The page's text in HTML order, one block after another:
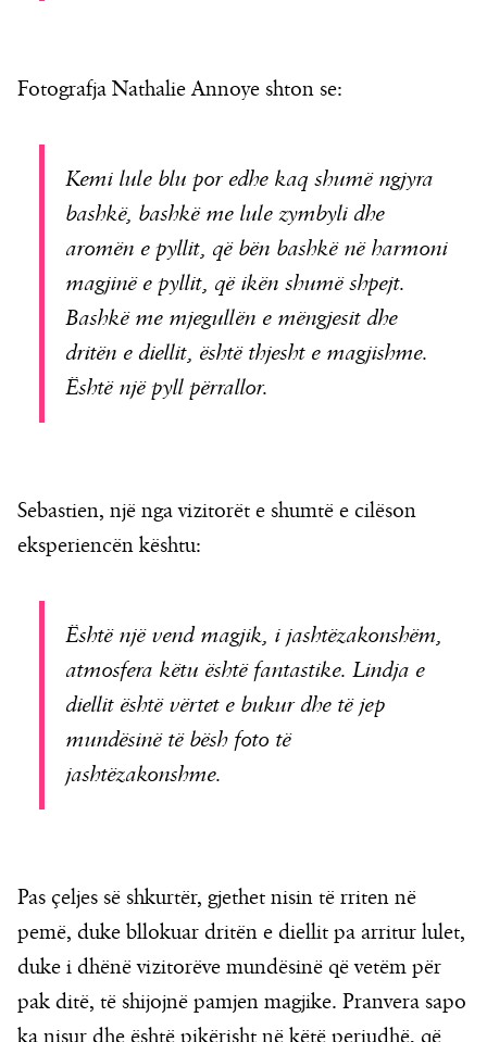
Fotografja Nathalie Annoye shton se:
Kemi lule blu por edhe kaq shumë ngjyra
bashkë, bashkë me lule zymbyli dhe
aromën e pyllit, që bën bashkë në harmoni
magjinë e pyllit, që ikën shumë shpejt.
Bashkë me mjegullën e mëngjesit dhe
dritën e diellit, është thjesht e magjishme.
Është një pyll përrallor.
Sebastien, një nga vizitorët e shumtë e cilëson
eksperiencën kështu:
Është një vend magjik, i jashtëzakonshëm,
atmosfera këtu është fantastike. Lindja e
diellit është vërtet e bukur dhe të jep
mundësinë të bësh foto të
jashtëzakonshme.
Pas çeljes së shkurtër, gjethet nisin të rriten në
pemë, duke bllokuar dritën e diellit pa arritur lulet,
duke i dhënë vizitorëve mundësinë që vetëm për
pak ditë, të shijojnë pamjen magjike. Pranvera sapo